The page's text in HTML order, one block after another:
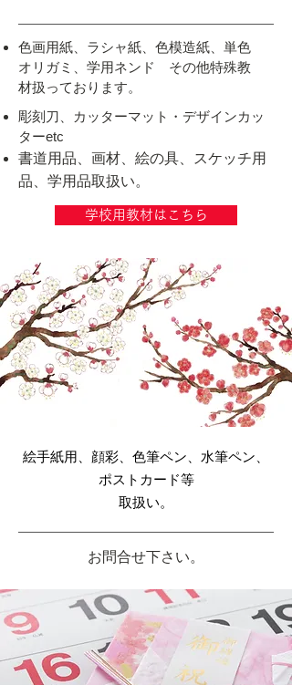
色画用紙、ラシャ紙、色模造紙、単色
オリガミ、学用ネンド その他特殊教
材扱っております。
彫刻刀、カッターマット・デザインカッ
ターetc
書道用品、画材、絵の具、スケッチ用
品、 学用品取扱い。
学校用教材はこちら
絵手紙用、顔彩、色筆ペン、水筆ペン、
ポストカード等
取扱い。
​お問合せ下さい。